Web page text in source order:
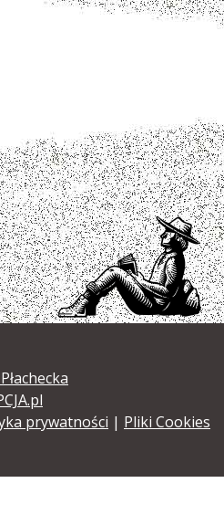
prywatności | Pliki Cookies